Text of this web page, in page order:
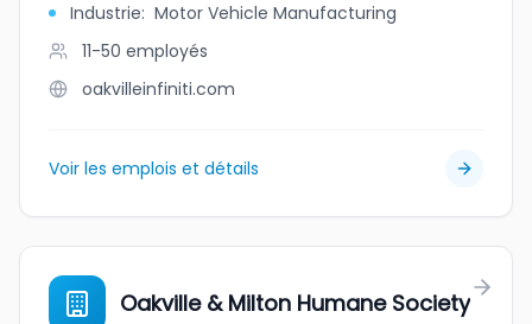
Industrie: Motor Vehicle Manufacturing
11-50 employés
oakvilleinfiniti.com
Voir les emplois et détails
Oakville & Milton Humane Society